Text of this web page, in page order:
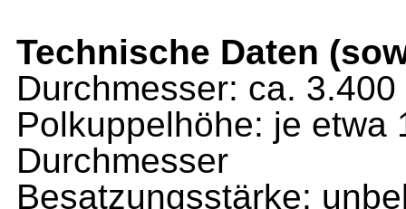
Technische Daten
Durchmesser: ca. 3.400
Polkuppelhöhe: je etwa
Durchmesser
Besatzungsstärke: